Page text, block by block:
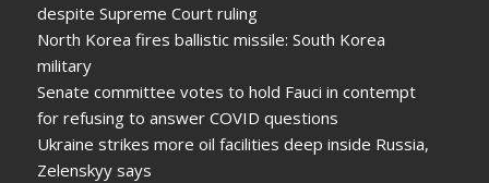
despite Supreme Court ruling
North Korea fires ballistic missile: South Korea
military
Senate committee votes to hold Fauci in contempt
for refusing to answer COVID questions
Ukraine strikes more oil facilities deep inside Russia,
Zelenskyy says